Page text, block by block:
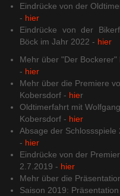
Eindrücke von der
- hier
Eindrücke von der
Böck im Jahr 2022 - hier
Mehr über "Der
- hier
Mehr über die Premiere
Kobersdorf - hier
Oldtimerfahrt mit
Kobersdorf - hier
Absage der
- hier
Eindrücke von der
2.7.2019 - hier
Mehr über die
Saison 2019: